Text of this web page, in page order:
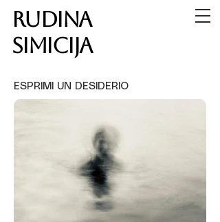
RUDINA
SIMICIJA
ESPRIMI UN DESIDERIO